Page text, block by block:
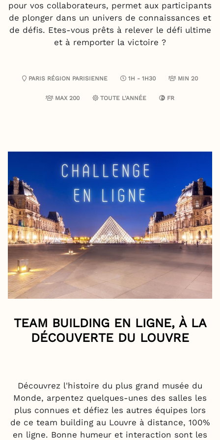
pour vos collaborateurs, permet aux participants
de plonger dans un univers de connaissances et
de défis. Etes-vous prêts à relever le défi ultime
et à remporter la victoire ?
PARIS RÉGION PARISIENNE 1H - 1H30 MIN 20
MAX 200 TOUTE L'ANNÉE FR
TEAM BUILDING EN LIGNE, À LA
DÉCOUVERTE DU LOUVRE
Découvrez l'histoire du plus grand musée du
Monde, arpentez quelques-unes des salles les
plus connues et défiez les autres équipes lors
de ce team building au Louvre à distance, 100%
en ligne. Bonne humeur et interaction sont les